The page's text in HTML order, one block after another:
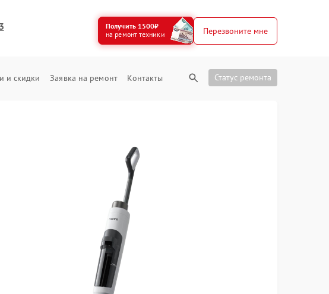
Получить 1500₽
на ремонт техники
Перезвоните мне
и скидки Заявка на ремонт Контакты Статус ремонта